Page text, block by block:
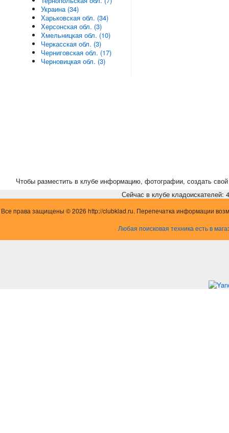
Украина (34)
Харьковская обл. (34)
Херсонская обл. (3)
Хмельницкая обл. (10)
Черкасская обл. (3)
Черниговская обл. (17)
Черновицкая обл. (3)
Чтобы разместить в клубе информацию, фотографии, создать свой
Сейчас в клубе кладоискателей:
Все права защищены © 2026 http://clubklad.ru. Перепечатка информации
Любая поисковая техника есть в